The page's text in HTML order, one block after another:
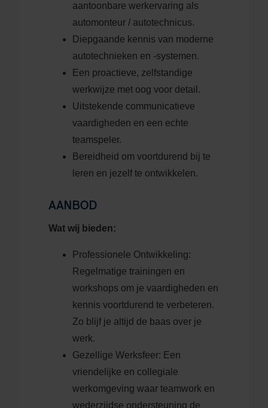
aantoonbare werkervaring als
automonteur / autotechnicus.
Diepgaande kennis van moderne
autotechnieken en -systemen.
Een proactieve, zelfstandige
werkwijze met oog voor detail.
Uitstekende communicatieve
vaardigheden en een echte
teamspeler.
Bereidheid om voortdurend bij te
leren en jezelf te ontwikkelen.
AANBOD
Wat wij bieden:
Professionele Ontwikkeling:
Regelmatige trainingen en
workshops om je vaardigheden en
kennis voortdurend te verbeteren.
Zo blijf je altijd de baas over je
werk.
Gezellige Werksfeer: Een
vriendelijke en collegiale
werkomgeving waar teamwork en
wederzijdse ondersteuning de